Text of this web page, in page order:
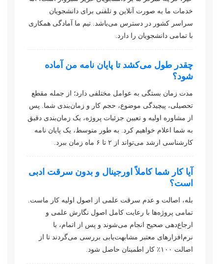
خدمات ما به صورت آنلاین و تلفنی برای دانشجویان
سراسر کشور در دسترس می‌باشد. تیم ما آمادگی همکاری
با تمامی دانشجویان را دارد.
چقدر طول می‌کشد تا پایان نامه من آماده
شود؟
مدت زمان بستگی به عوامل مختلفی دارد؛ از جمله مقطع
تحصیلی، پیچیدگی موضوع، حجم کار و زمان‌بندی شما. پس
از مشاوره اولیه و تعیین جزئیات پروژه، یک زمان‌بندی دقیق
به شما اعلام خواهیم کرد. به طور متوسط، یک پایان نامه
کارشناسی ارشد می‌تواند از ۲ تا ۶ ماه زمان ببرد.
آیا کار شما کاملاً اورجینال و بدون سرقت ادبی
است؟
بله، اصالت و عدم سرقت علمی از اصول اولیه کار ماست.
تمامی پروژه‌ها با رعایت کامل اصول نگارش علمی و
ارجاع‌دهی صحیح انجام می‌شوند و پس از اتمام، با
نرم‌افزارهای معتبر مشابهت‌یابی بررسی می‌گردند تا از
اصالت ۱۰۰٪ کار اطمینان حاصل شود.